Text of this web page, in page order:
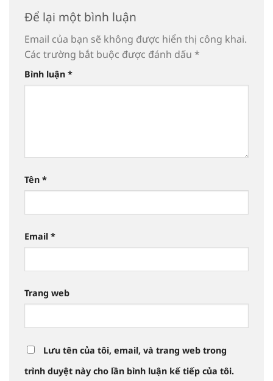
Để lại một bình luận
Email của bạn sẽ không được hiển thị công khai.
Các trường bắt buộc được đánh dấu *
Bình luận *
Tên *
Email *
Trang web
Lưu tên của tôi, email, và trang web trong
trình duyệt này cho lần bình luận kế tiếp của tôi.